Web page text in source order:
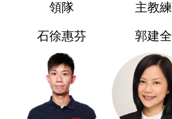
領隊
石徐惠芬
主教練
郭建全